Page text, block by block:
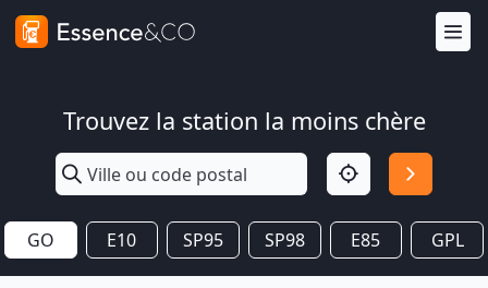
Trouvez la station la moins chère
GO E10 SP95 SP98 E85 GPL